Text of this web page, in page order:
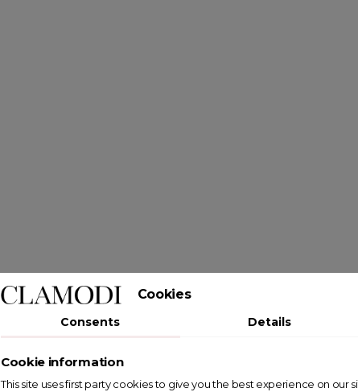
Cookies
Consents Details
Cookie information
This site uses first party cookies to give you the best experience on our